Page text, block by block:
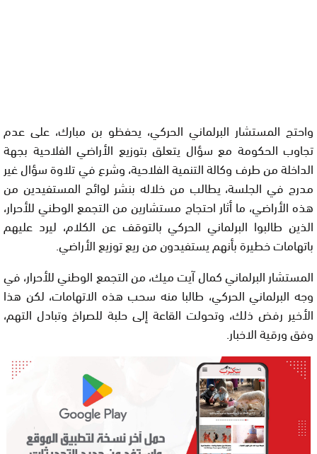
واحتج المستشار البرلماني الحركي، يحفظو بن مبارك، على عدم
تجاوب الحكومة مع سؤال يتعلق بتوزيع الأراضي الفلاحية بجهة
الداخلة من طرف وكالة التنمية الفلاحية، وشرع في تلاوة سؤال غير
مدرج في الجلسة، يطالب من خلاله بنشر لوائح المستفيدين من
هذه الأراضي، ما أثار احتجاج مستشارين من التجمع الوطني للأحرار،
الذين طالبوا البرلماني الحركي بالتوقف عن الكلام، ليرد عليهم
باتهامات خطيرة بأنهم يستفيدون من ريع توزيع الأراضي.
المستشار البرلماني كمال آيت ميك، من التجمع الوطني للأحرار، في
وجه البرلماني الحركي، طالبا منه سحب هذه الاتهامات، لكن هذا
الأخير رفض ذلك، وتحولت القاعة إلى حلبة للصراخ وتبادل التهم،
وفق ورقية الاخبار.